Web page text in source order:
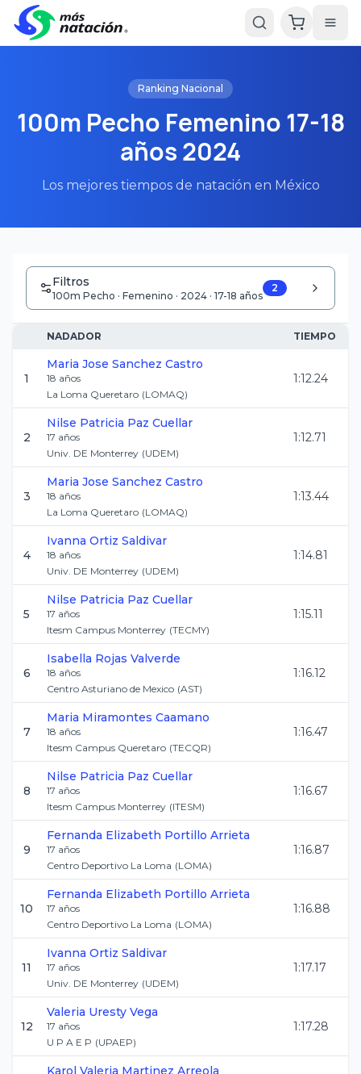
Ranking Nacional
100m Pecho Femenino 17-18
años 2024
Los mejores tiempos de natación en México
Filtros
100m Pecho · Femenino · 2024 · 17-18 años
2
NADADOR TIEMPO
1
Maria Jose Sanchez Castro
18 años
La Loma Queretaro (LOMAQ)
1:12.24
2
Nilse Patricia Paz Cuellar
17 años
Univ. DE Monterrey (UDEM)
1:12.71
3
Maria Jose Sanchez Castro
18 años
La Loma Queretaro (LOMAQ)
1:13.44
4
Ivanna Ortiz Saldivar
18 años
Univ. DE Monterrey (UDEM)
1:14.81
5
Nilse Patricia Paz Cuellar
17 años
Itesm Campus Monterrey (TECMY)
1:15.11
6
Isabella Rojas Valverde
18 años
Centro Asturiano de Mexico (AST)
1:16.12
7
Maria Miramontes Caamano
18 años
Itesm Campus Queretaro (TECQR)
1:16.47
8
Nilse Patricia Paz Cuellar
17 años
Itesm Campus Monterrey (ITESM)
1:16.67
9
Fernanda Elizabeth Portillo Arrieta
17 años
Centro Deportivo La Loma (LOMA)
1:16.87
10
Fernanda Elizabeth Portillo Arrieta
17 años
Centro Deportivo La Loma (LOMA)
1:16.88
11
Ivanna Ortiz Saldivar
17 años
Univ. DE Monterrey (UDEM)
1:17.17
12
Valeria Uresty Vega
17 años
U P A E P (UPAEP)
1:17.28
Karol Valeria Martinez Arreola